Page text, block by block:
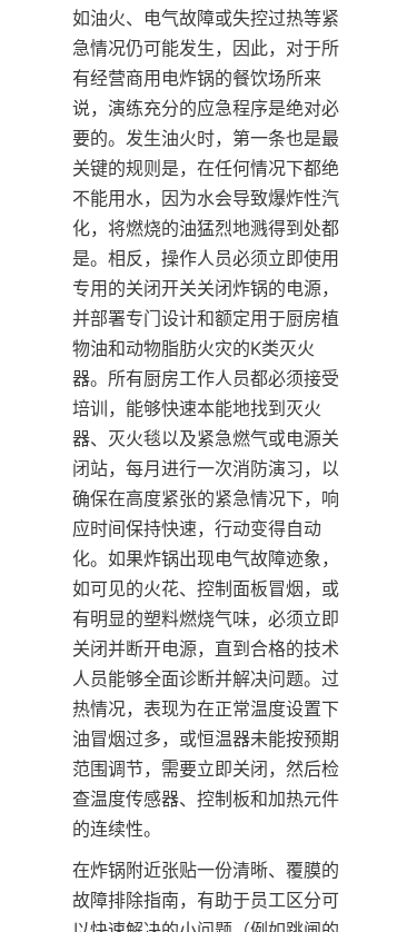
如油火、电气故障或失控过热等紧
急情况仍可能发生，因此，对于所
有经营商用电炸锅的餐饮场所来
说，演练充分的应急程序是绝对必
要的。发生油火时，第一条也是最
关键的规则是，在任何情况下都绝
不能用水，因为水会导致爆炸性汽
化，将燃烧的油猛烈地溅得到处都
是。相反，操作人员必须立即使用
专用的关闭开关关闭炸锅的电源，
并部署专门设计和额定用于厨房植
物油和动物脂肪火灾的K类灭火
器。所有厨房工作人员都必须接受
培训，能够快速本能地找到灭火
器、灭火毯以及紧急燃气或电源关
闭站，每月进行一次消防演习，以
确保在高度紧张的紧急情况下，响
应时间保持快速，行动变得自动
化。如果炸锅出现电气故障迹象，
如可见的火花、控制面板冒烟，或
有明显的塑料燃烧气味，必须立即
关闭并断开电源，直到合格的技术
人员能够全面诊断并解决问题。过
热情况，表现为在正常温度设置下
油冒烟过多，或恒温器未能按预期
范围调节，需要立即关闭，然后检
查温度传感器、控制板和加热元件
的连续性。
在炸锅附近张贴一份清晰、覆膜的
故障排除指南，有助于员工区分可